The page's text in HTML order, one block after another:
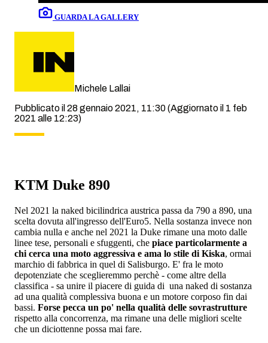
GUARDA LA GALLERY
Michele Lallai
Pubblicato il 28 gennaio 2021, 11:30(Aggiornato il 1 feb
2021 alle 12:23)
KTM Duke 890
Nel 2021 la naked bicilindrica austrica passa da 790 a 890, una
scelta dovuta all'ingresso dell'Euro5. Nella sostanza invece non
cambia nulla e anche nel 2021 la Duke rimane una moto dalle
linee tese, personali e sfuggenti, che piace particolarmente a
chi cerca una moto aggressiva e ama lo stile di Kiska, ormai
marchio di fabbrica in quel di Salisburgo. E' fra le moto
depotenziate che sceglieremmo perchè - come altre della
classifica - sa unire il piacere di guida di una naked di sostanza
ad una qualità complessiva buona e un motore corposo fin dai
bassi. Forse pecca un po' nella qualità delle sovrastrutture
rispetto alla concorrenza, ma rimane una delle migliori scelte
che un diciottenne possa mai fare.